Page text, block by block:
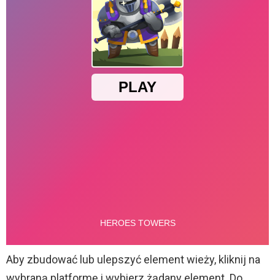
Aby zbudować lub ulepszyć element wieży, kliknij na